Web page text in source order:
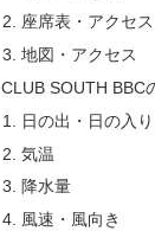
座席表・アクセ
地図・アクセス
CLUB SOUTH BBC
日の出・日の入り
気温
降水量
風速・風向き